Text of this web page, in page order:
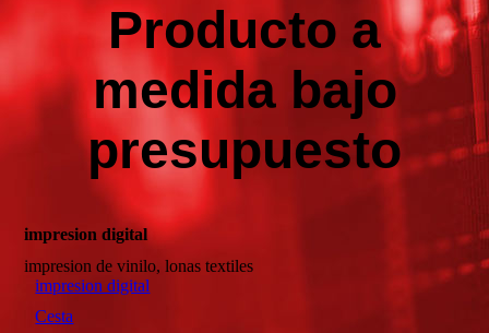
Producto a
medida bajo
presupuesto
impresion digital
impresion de vinilo, lonas textiles
impresion digital
Cesta